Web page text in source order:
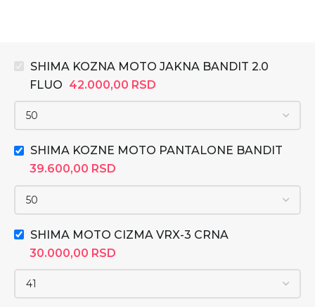
SHIMA KOZNA MOTO JAKNA BANDIT 2.0
FLUO 42.000,00 RSD
SHIMA KOZNE MOTO PANTALONE BANDIT
39.600,00 RSD
SHIMA MOTO CIZMA VRX-3 CRNA
30.000,00 RSD